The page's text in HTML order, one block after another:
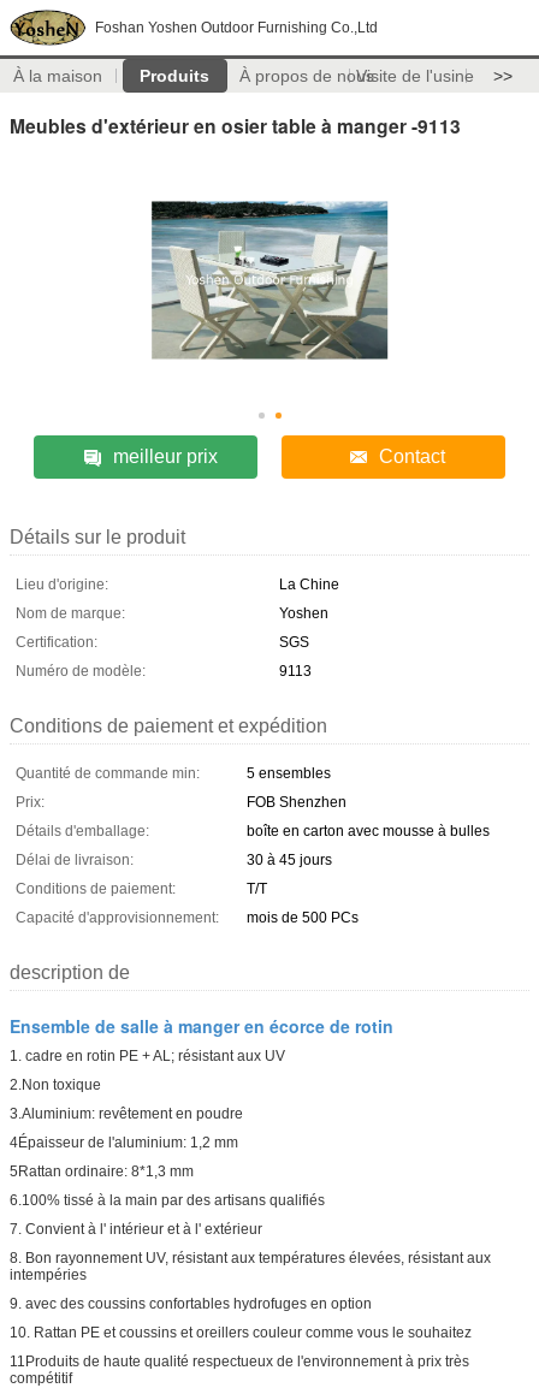
Foshan Yoshen Outdoor Furnishing Co.,Ltd
À la maison Produits À propos de nousVisite de l'usine >>
Meubles d'extérieur en osier table à manger -9113
meilleur prix Contact
Détails sur le produit
Lieu d'origine:
La Chine
Nom de marque:
Yoshen
Certification:
SGS
Numéro de modèle:
9113
Conditions de paiement et expédition
Quantité de commande min:
5 ensembles
Prix:
FOB Shenzhen
Détails d'emballage:
boîte en carton avec mousse à bulles
Délai de livraison:
30 à 45 jours
Conditions de paiement:
T/T
Capacité d'approvisionnement:
mois de 500 PCs
description de
Ensemble de salle à manger en écorce de rotin
1. cadre en rotin PE + AL; résistant aux UV
2.Non toxique
3.Aluminium: revêtement en poudre
4Épaisseur de l'aluminium: 1,2 mm
5Rattan ordinaire: 8*1,3 mm
6.100% tissé à la main par des artisans qualifiés
7. Convient à l' intérieur et à l' extérieur
8. Bon rayonnement UV, résistant aux températures élevées, résistant aux
intempéries
9. avec des coussins confortables hydrofuges en option
10. Rattan PE et coussins et oreillers couleur comme vous le souhaitez
11Produits de haute qualité respectueux de l'environnement à prix très
compétitif